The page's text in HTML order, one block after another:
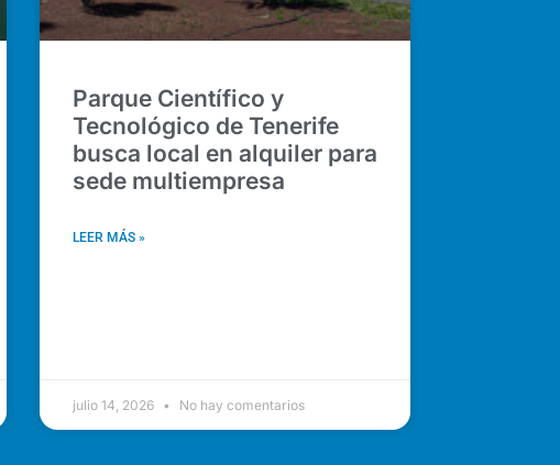
Parque Científico y
Tecnológico de Tenerife
busca local en alquiler para
sede multiempresa
LEER MÁS »
julio 14, 2026 No hay comentarios